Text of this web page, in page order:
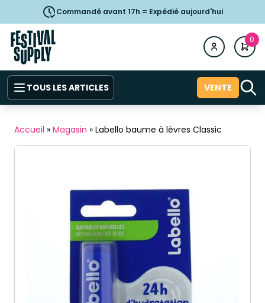
Commandé avant 17h = Expédié aujourd'hui
0
TOUS LES ARTICLES VENTE
Accueil » Magasin » Labello baume à lèvres Classic